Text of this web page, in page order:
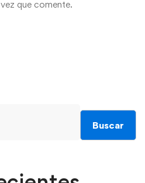
que comente.
Buscar